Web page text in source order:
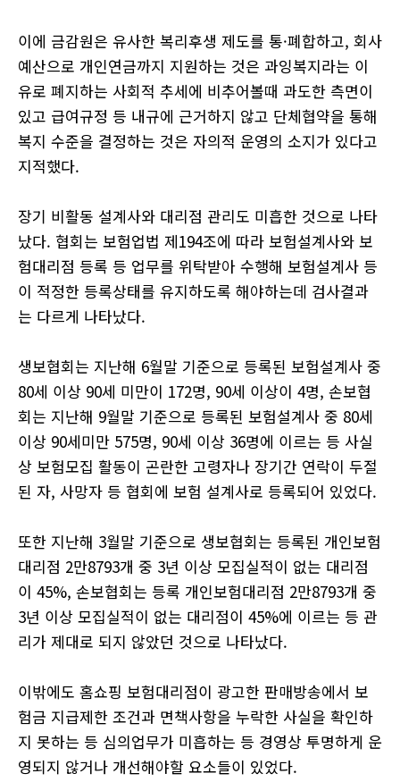
이에 금감원은 유사한 복리후생 제도를 통·폐합하고, 회사
예산으로 개인연금까지 지원하는 것은 과잉복지라는 이
유로 폐지하는 사회적 추세에 비추어볼때 과도한 측면이
있고 급여규정 등 내규에 근거하지 않고 단체협약을 통해
복지 수준을 결정하는 것은 자의적 운영의 소지가 있다고
지적했다.
장기 비활동 설계사와 대리점 관리도 미흡한 것으로 나타
났다. 협회는 보험업법 제194조에 따라 보험설계사와 보
험대리점 등록 등 업무를 위탁받아 수행해 보험설계사 등
이 적정한 등록상태를 유지하도록 해야하는데 검사결과
는 다르게 나타났다.
생보협회는 지난해 6월말 기준으로 등록된 보험설계사 중
80세 이상 90세 미만이 172명, 90세 이상이 4명, 손보협
회는 지난해 9월말 기준으로 등록된 보험설계사 중 80세
이상 90세미만 575명, 90세 이상 36명에 이르는 등 사실
상 보험모집 활동이 곤란한 고령자나 장기간 연락이 두절
된 자, 사망자 등 협회에 보험 설계사로 등록되어 있었다.
또한 지난해 3월말 기준으로 생보협회는 등록된 개인보험
대리점 2만8793개 중 3년 이상 모집실적이 없는 대리점
이 45%, 손보협회는 등록 개인보험대리점 2만8793개 중
3년 이상 모집실적이 없는 대리점이 45%에 이르는 등 관
리가 제대로 되지 않았던 것으로 나타났다.
이밖에도 홈쇼핑 보험대리점이 광고한 판매방송에서 보
험금 지급제한 조건과 면책사항을 누락한 사실을 확인하
지 못하는 등 심의업무가 미흡하는 등 경영상 투명하게 운
영되지 않거나 개선해야할 요소들이 있었다.